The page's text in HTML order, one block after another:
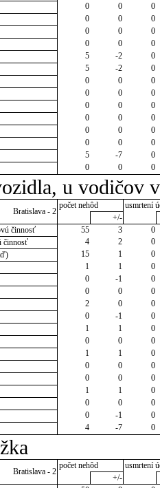
0 0
0
0 0
0
0 0
0
0 0
0
5 -2
0
5 -2
0
0 0
0
0 0
0
0 0
0
0 0
0
0 0
0
0 0
0
5 -7
0
0 0 0
u vodičov
Bratislava - 2
počet nehôd
usmrtení
+/-
činnosť
55 3
0
činnosť
4 2
0
15 1
0
1 1
0
0 -1
0
0 0
0
2 0
0
0 -1
0
1 1
0
0 0
0
1 1
0
0 0
0
0 0
0
1 1
0
0 0
0
0 -1
0
4 -7 0
Bratislava - 2
počet nehôd
usmrtení
+/-